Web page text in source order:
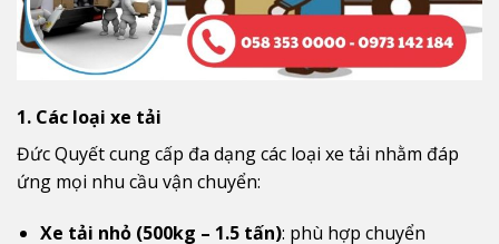
1. Các loại xe tải
Đức Quyết cung cấp đa dạng các loại xe tải nhằm đáp
ứng mọi nhu cầu vận chuyển:
Xe tải nhỏ (500kg – 1.5 tấn): phù hợp chuyển